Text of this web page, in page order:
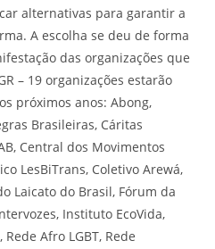
alternativas para garantir a
A escolha se deu de forma
das organizações que
– 19 organizações estarão
próximos anos: Abong,
Brasileiras, Cáritas
Central dos Movimentos
LesBiTrans, Coletivo Arewá,
Laicato do Brasil, Fórum da
Instituto EcoVida,
Afro LGBT, Rede